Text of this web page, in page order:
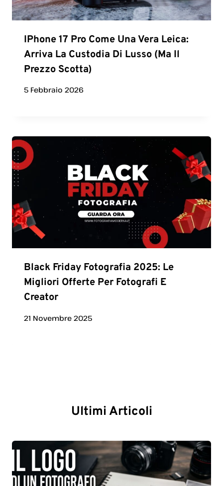
IPhone 17 Pro Come Una Vera Leica:
Arriva La Custodia Di Lusso (ma Il
Prezzo Scotta)
5 Febbraio 2026
Black Friday Fotografia 2025: Le
Migliori Offerte Per Fotografi E
Creator
21 Novembre 2025
Ultimi Articoli